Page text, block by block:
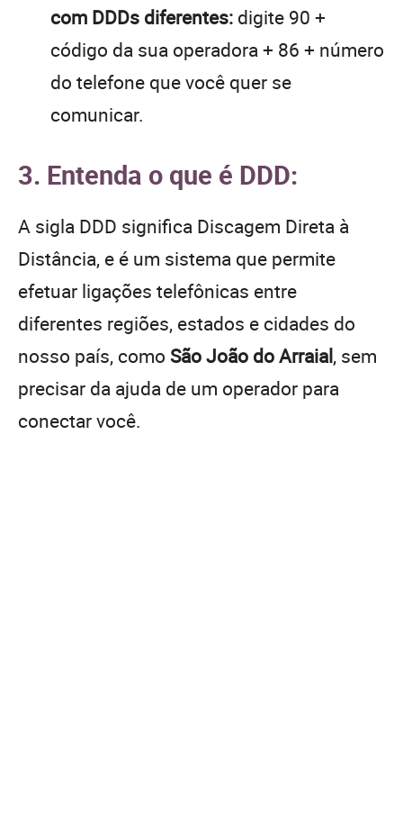
com DDDs diferentes: digite 90 +
código da sua operadora + 86 + número
do telefone que você quer se
comunicar.
3. Entenda o que é DDD:
A sigla DDD significa Discagem Direta à
Distância, e é um sistema que permite
efetuar ligações telefônicas entre
diferentes regiões, estados e cidades do
nosso país, como São João do Arraial, sem
precisar da ajuda de um operador para
conectar você.